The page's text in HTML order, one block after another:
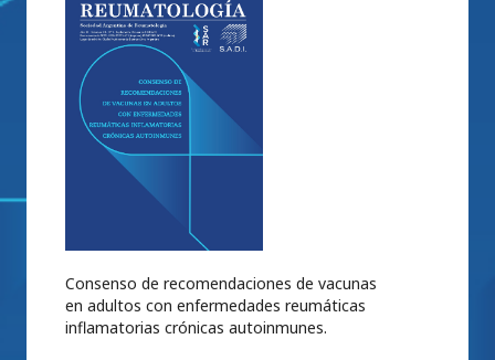
Consenso de recomendaciones de vacunas
en adultos con enfermedades reumáticas
inflamatorias crónicas autoinmunes.